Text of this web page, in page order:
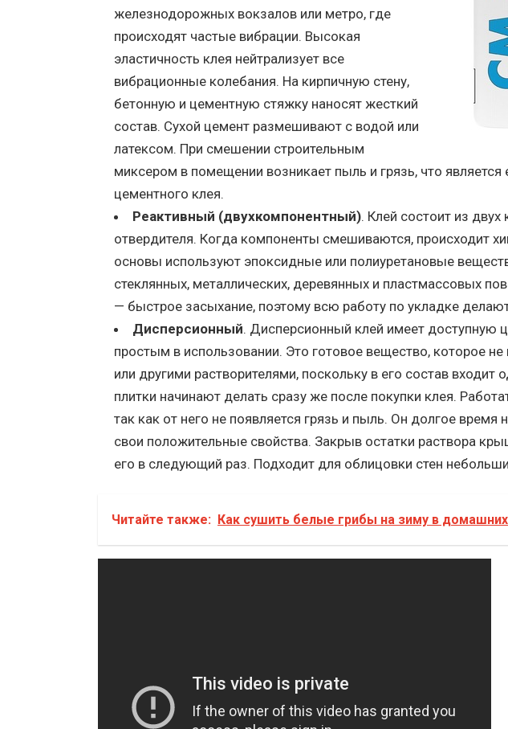
железнодорожных вокзалов или метро, где
происходят частые вибрации. Высокая
эластичность клея нейтрализует все
вибрационные колебания. На кирпичную стену,
бетонную и цементную стяжку наносят жесткий
состав. Сухой цемент размешивают с водой или
латексом. При смешении строительным
миксером в помещении возникает пыль и грязь, что
цементного клея.
Реактивный (двухкомпонентный). Клей состоит из
отвердителя. Когда компоненты смешиваются, происходит
основы используют эпоксидные или полиуретановые
стеклянных, металлических, деревянных и пластмассовых
— быстрое засыхание, поэтому всю работу по укладке
Дисперсионный. Дисперсионный клей имеет доступную
простым в использовании. Это готовое вещество, которое
или другими растворителями, поскольку в его состав входит
плитки начинают делать сразу же после покупки клея.
так как от него не появляется грязь и пыль. Он долгое время
свои положительные свойства. Закрыв остатки раствора
его в следующий раз. Подходит для облицовки стен
Читайте также: Как сушить белые грибы на зиму в домашних